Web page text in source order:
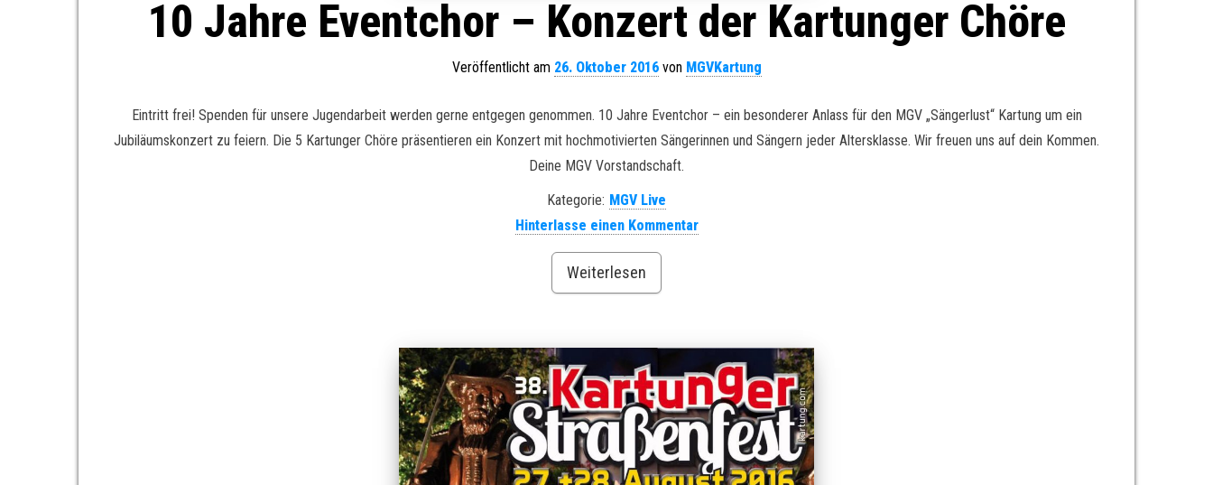
10 Jahre Eventchor – Konzert der Kartunger Chöre
Veröffentlicht am 26. Oktober 2016von MGVKartung
Eintritt frei! Spenden für unsere Jugendarbeit werden gerne entgegen genommen. 10 Jahre Eventchor – ein besonderer Anlass für den MGV „Sängerlust“ Kartung um ein
Jubiläumskonzert zu feiern. Die 5 Kartunger Chöre präsentieren ein Konzert mit hochmotivierten Sängerinnen und Sängern jeder Altersklasse. Wir freuen uns auf dein Kommen.
Deine MGV Vorstandschaft.
Kategorie: MGV Live
Hinterlasse einen Kommentar
Weiterlesen